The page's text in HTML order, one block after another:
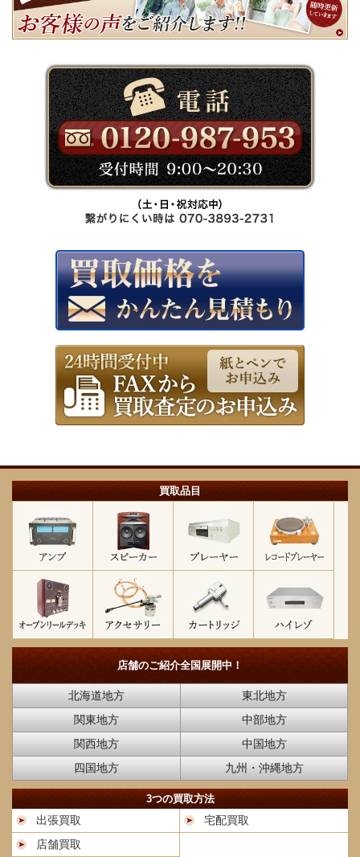
買取品目
店舗のご紹介全国展開中！
北海道地方
東北地方
関東地方
中部地方
関西地方
中国地方
四国地方
九州・沖縄地方
3つの買取方法
出張買取
宅配買取
店舗買取